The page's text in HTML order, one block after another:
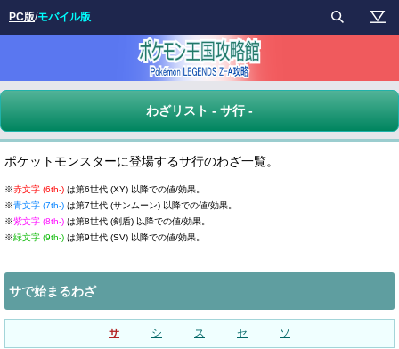
わざリスト - サ行 -
ポケットモンスターに登場するサ行のわざ一覧。
※赤文字 (6th-) は第6世代 (XY) 以降での値/効果。
※青文字 (7th-) は第7世代 (サンムーン) 以降での値/効果。
※紫文字 (8th-) は第8世代 (剣盾) 以降での値/効果。
※緑文字 (9th-) は第9世代 (SV) 以降での値/効果。
サで始まるわざ
サ シ ス セ ソ
PC版/モバイル版